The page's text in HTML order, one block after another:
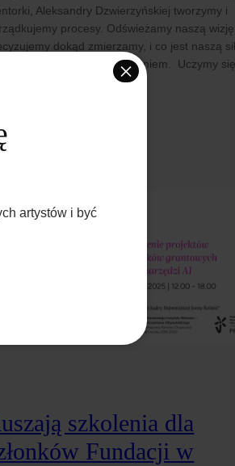
Aleksandry Dzwierzyńskiej tworzymy i
procesy. Odświeżamy naszą
dokąd zmierzamy, i co jest naszą
dla naszego zespołu wyzwaniem. Uczymy
szkolenia dla
Fundacji w
artystów i być
×